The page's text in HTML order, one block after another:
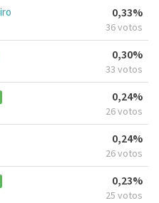
0,33%
36 votos
0,30%
33 votos
0,24%
26 votos
0,24%
26 votos
0,23%
25 votos